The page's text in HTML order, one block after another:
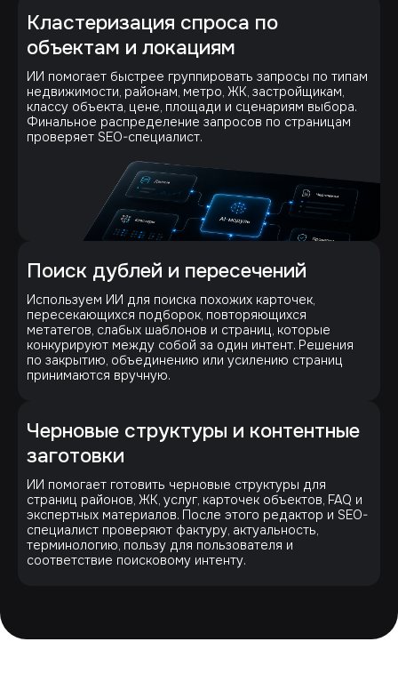
Кластеризация спроса по
объектам и локациям
ИИ помогает быстрее группировать запросы по типам
недвижимости, районам, метро, ЖК, застройщикам,
классу объекта, цене, площади и сценариям выбора.
Финальное распределение запросов по страницам
проверяет SEO-специалист.
Поиск дублей и пересечений
Используем ИИ для поиска похожих карточек,
пересекающихся подборок, повторяющихся
метатегов, слабых шаблонов и страниц, которые
конкурируют между собой за один интент. Решения
по закрытию, объединению или усилению страниц
принимаются вручную.
Черновые структуры и контентные
заготовки
ИИ помогает готовить черновые структуры для
страниц районов, ЖК, услуг, карточек объектов, FAQ и
экспертных материалов. После этого редактор и SEO-
специалист проверяют фактуру, актуальность,
терминологию, пользу для пользователя и
соответствие поисковому интенту.